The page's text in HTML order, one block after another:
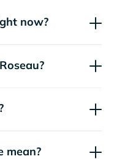
now?
mean?